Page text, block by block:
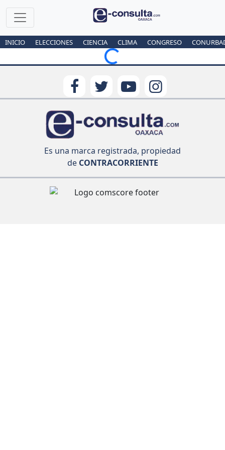
INICIO ELECCIONES CIENCIA CLIMA CONGRESO
Loading...
Es una marca registrada, propiedad
deCONTRACORRIENTE